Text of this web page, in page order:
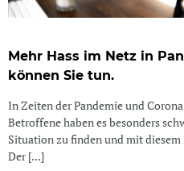
Mehr Hass im Netz in
können Sie tun.
In Zeiten der Pandemie und
Betroffene haben es besonders
Situation zu finden und mit
Der [...]